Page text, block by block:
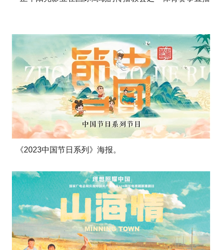
《2023中国节日系列》海报。